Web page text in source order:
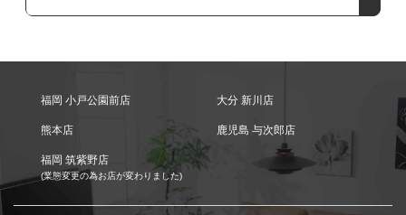
福岡 小戸公園前店 大分 新川店
熊本店 鹿児島 与次郎店
福岡 筑紫野店
(業態変更の為お店が変わりました)